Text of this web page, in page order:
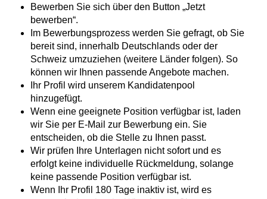
Bewerben Sie sich über den Button „Jetzt
bewerben“.
Im Bewerbungsprozess werden Sie gefragt, ob Sie
bereit sind, innerhalb Deutschlands oder der
Schweiz umzuziehen (weitere Länder folgen). So
können wir Ihnen passende Angebote machen.
Ihr Profil wird unserem Kandidatenpool
hinzugefügt.
Wenn eine geeignete Position verfügbar ist, laden
wir Sie per E-Mail zur Bewerbung ein. Sie
entscheiden, ob die Stelle zu Ihnen passt.
Wir prüfen Ihre Unterlagen nicht sofort und es
erfolgt keine individuelle Rückmeldung, solange
keine passende Position verfügbar ist.
Wenn Ihr Profil 180 Tage inaktiv ist, wird es